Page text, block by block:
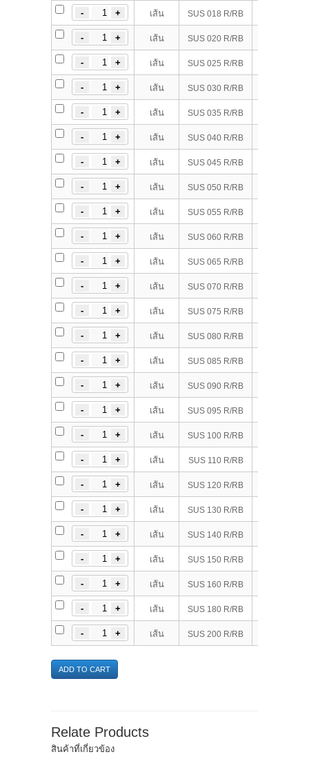
เส้น SUS 018 R/RB
เส้น SUS 020 R/RB
เส้น SUS 025 R/RB
เส้น SUS 030 R/RB
เส้น SUS 035 R/RB
เส้น SUS 040 R/RB
เส้น SUS 045 R/RB
เส้น SUS 050 R/RB
เส้น SUS 055 R/RB
เส้น SUS 060 R/RB
เส้น SUS 065 R/RB
เส้น SUS 070 R/RB
เส้น SUS 075 R/RB
เส้น SUS 080 R/RB
เส้น SUS 085 R/RB
เส้น SUS 090 R/RB
เส้น SUS 095 R/RB
เส้น SUS 100 R/RB
เส้น SUS 110 R/RB
เส้น SUS 120 R/RB
เส้น SUS 130 R/RB
เส้น SUS 140 R/RB
เส้น SUS 150 R/RB
เส้น SUS 160 R/RB
เส้น SUS 180 R/RB
เส้น SUS 200 R/RB
ADD TO CART
Relate Products
สินค้าที่เกี่ยวข้อง